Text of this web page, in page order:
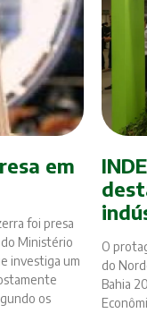
em
foi presa
Ministério
investiga um
os
O
do
Bahia